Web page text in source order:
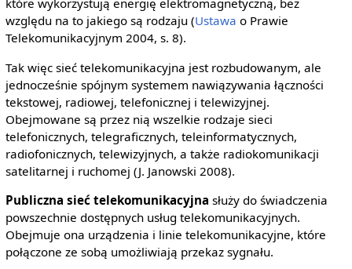
które wykorzystują energię elektromagnetyczną, bez
względu na to jakiego są rodzaju (Ustawa o Prawie
Telekomunikacyjnym 2004, s. 8).
Tak więc sieć telekomunikacyjna jest rozbudowanym, ale
jednocześnie spójnym systemem nawiązywania łączności
tekstowej, radiowej, telefonicznej i telewizyjnej.
Obejmowane są przez nią wszelkie rodzaje sieci
telefonicznych, telegraficznych, teleinformatycznych,
radiofonicznych, telewizyjnych, a także radiokomunikacji
satelitarnej i ruchomej (J. Janowski 2008).
Publiczna sieć telekomunikacyjna służy do świadczenia
powszechnie dostępnych usług telekomunikacyjnych.
Obejmuje ona urządzenia i linie telekomunikacyjne, które
połączone ze sobą umożliwiają przekaz sygnału.